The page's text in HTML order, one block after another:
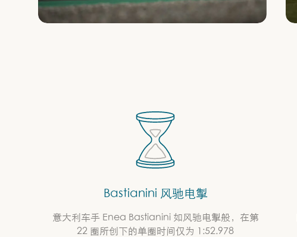
Bastianini 风驰电掣
意大利车手 Enea Bastianini 如风驰电掣般，在第
22 圈所创下的单圈时间仅为 1:52.978